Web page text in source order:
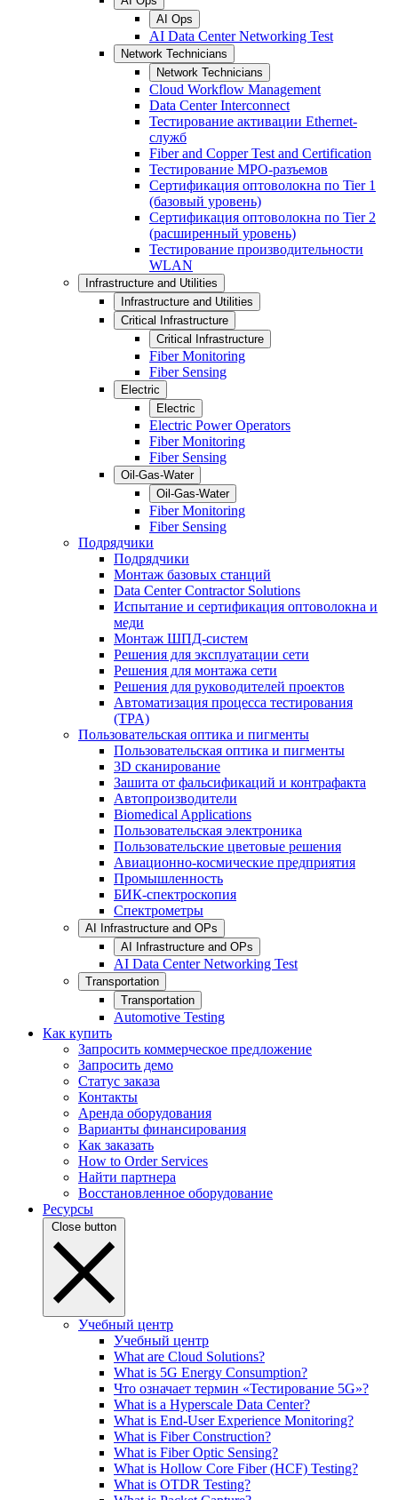
AI Ops
AI Data Center Networking Test
Network Technicians
Network Technicians
Cloud Workflow Management
Data Center Interconnect
Тестирование активации Ethernet-
служб
Fiber and Copper Test and Certification
Тестирование МРО-разъемов
Сертификация оптоволокна по Tier 1
(базовый уровень)
Сертификация оптоволокна по Tier 2
(расширенный уровень)
Тестирование производительности
WLAN
Infrastructure and Utilities
Infrastructure and Utilities
Critical Infrastructure
Critical Infrastructure
Fiber Monitoring
Fiber Sensing
Electric
Electric
Electric Power Operators
Fiber Monitoring
Fiber Sensing
Oil-Gas-Water
Oil-Gas-Water
Fiber Monitoring
Fiber Sensing
Подрядчики
Подрядчики
Монтаж базовых станций
Data Center Contractor Solutions
Испытание и сертификация оптоволокна и
меди
Монтаж ШПД-систем
Решения для эксплуатации сети
Решения для монтажа сети
Решения для руководителей проектов
Автоматизация процесса тестирования
(TPA)
Пользовательская оптика и пигменты
Пользовательская оптика и пигменты
3D сканирование
Зашита от фальсификаций и контрафакта
Автопроизводители
Biomedical Applications
Пользовательская электроника
Пользовательские цветовые решения
Авиационно-космические предприятия
Промышленность
БИК-спектроскопия
Спектрометры
AI Infrastructure and OPs
AI Infrastructure and OPs
AI Data Center Networking Test
Transportation
Transportation
Automotive Testing
Как купить
Запросить коммерческое предложение
Запросить демо
Статус заказа
Контакты
Аренда оборудования
Варианты финансирования
Как заказать
How to Order Services
Найти партнера
Восстановленное оборудование
Ресурсы
Close button
Учебный центр
Учебный центр
What are Cloud Solutions?
What is 5G Energy Consumption?
Что означает термин «Тестирование 5G»?
What is a Hyperscale Data Center?
What is End-User Experience Monitoring?
What is Fiber Construction?
What is Fiber Optic Sensing?
What is Hollow Core Fiber (HCF) Testing?
What is OTDR Testing?